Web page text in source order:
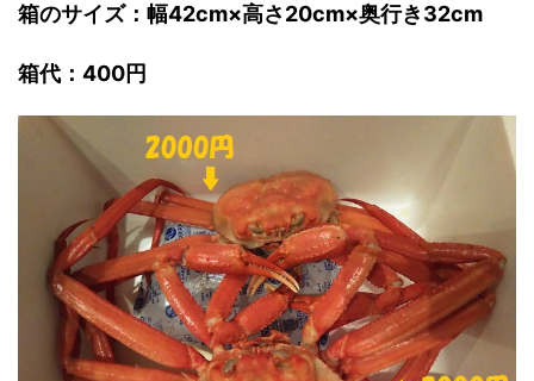
箱のサイズ：幅42cm×高さ20cm×奥行き32cm
箱代：400円